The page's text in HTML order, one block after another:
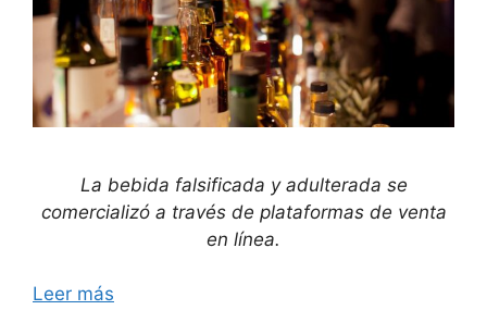
La bebida falsificada y adulterada se
comercializó a través de plataformas de venta
en línea.
Leer más